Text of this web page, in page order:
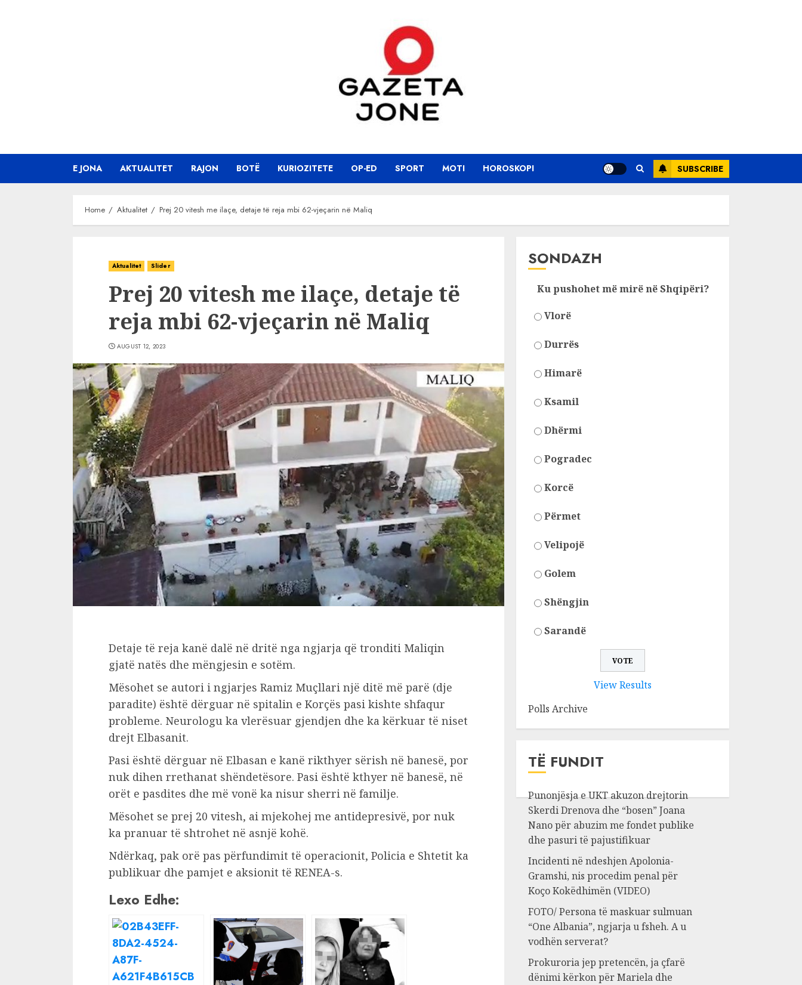
E JONA AKTUALITET RAJON BOTË KURIOZITETE OP-ED SPORT MOTI HOROSKOPI SUBSCRIBE
Home Aktualitet Prej 20 vitesh me ilaçe, detaje të reja mbi 62-vjeçarin në Maliq
Aktualitet Slider
Prej 20 vitesh me ilaçe, detaje të
reja mbi 62-vjeçarin në Maliq
AUGUST 12, 2023
Detaje të reja kanë dalë në dritë nga ngjarja që tronditi Maliqin
gjatë natës dhe mëngjesin e sotëm.
Mësohet se autori i ngjarjes Ramiz Muçllari një ditë më parë (dje
paradite) është dërguar në spitalin e Korçës pasi kishte shfaqur
probleme. Neurologu ka vlerësuar gjendjen dhe ka kërkuar të niset
drejt Elbasanit.
Pasi është dërguar në Elbasan e kanë rikthyer sërish në banesë, por
nuk dihen rrethanat shëndetësore. Pasi është kthyer në banesë, në
orët e pasdites dhe më vonë ka nisur sherri në familje.
Mësohet se prej 20 vitesh, ai mjekohej me antidepresivë, por nuk
ka pranuar të shtrohet në asnjë kohë.
Ndërkaq, pak orë pas përfundimit të operacionit, Policia e Shtetit ka
publikuar dhe pamjet e aksionit të RENEA-s.
Lexo Edhe:
SONDAZH
Ku pushohet më mirë në Shqipëri?
Vlorë
Durrës
Himarë
Ksamil
Dhërmi
Pogradec
Korcë
Përmet
Velipojë
Golem
Shëngjin
Sarandë
View Results
Polls Archive
TË FUNDIT
Punonjësja e UKT akuzon drejtorin
Skerdi Drenova dhe “bosen” Joana
Nano për abuzim me fondet publike
dhe pasuri të pajustifikuar
Incidenti në ndeshjen Apolonia-
Gramshi, nis procedim penal për
Koço Kokëdhimën (VIDEO)
FOTO/ Persona të maskuar sulmuan
“One Albania”, ngjarja u fsheh. A u
vodhën serverat?
Prokuroria jep pretencën, ja çfarë
dënimi kërkon për Mariela dhe